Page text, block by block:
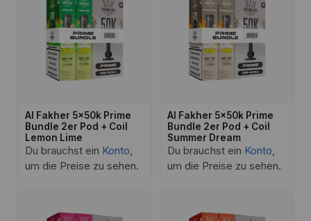
Al Fakher 5x50k Prime
Bundle 2er Pod + Coil
Lemon Lime
Du brauchst ein Konto,
um die Preise zu sehen.
Al Fakher 5x50k Prime
Bundle 2er Pod + Coil
Summer Dream
Du brauchst ein Konto,
um die Preise zu sehen.